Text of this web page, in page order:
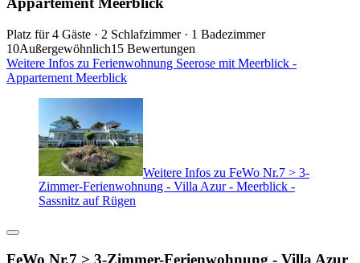
Platz für 4 Gäste · 2 Schlafzimmer · 1 Badezimmer
10Außergewöhnlich15 Bewertungen
Weitere Infos zu Ferienwohnung Seerose mit Meerblick -
Appartement Meerblick
Weitere Infos zu FeWo Nr.7 > 3-
Zimmer-Ferienwohnung - Villa Azur - Meerblick -
Sassnitz auf Rügen
FeWo Nr.7 > 3-Zimmer-Ferienwohnung - Villa Azur